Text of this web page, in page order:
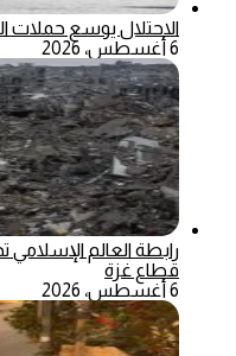
الاحتلال يوسع حملات
6 أغسطس، 2026
رابطة العالم الإسلامي
قطاع غزة
6 أغسطس، 2026